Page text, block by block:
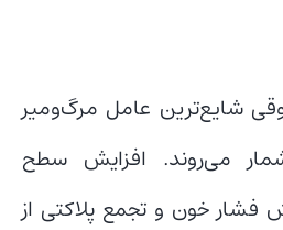
شایع‌ترین عامل مرگ‌ومیر
می‌روند. افزایش سطح
فشار خون و تجمع پلاکتی از